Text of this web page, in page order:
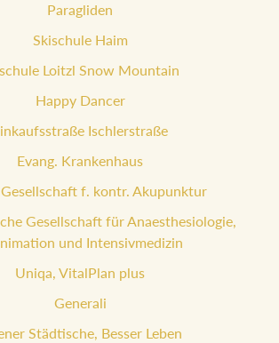
Paragliden
Skischule Haim
Loitzl Snow Mountain
Happy Dancer
Ischlerstraße
Evang. Krankenhaus
f. kontr. Akupunktur
Gesellschaft für Anaesthesiologie,
und Intensivmedizin
Uniqa, VitalPlan plus
Generali
Städtische, Besser Leben